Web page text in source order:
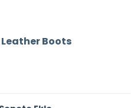
Boots